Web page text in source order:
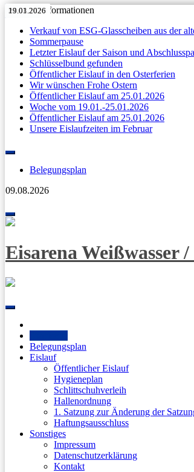
Aktuelle Informationen
Verkauf von ESG-Glasscheiben aus der
Sommerpause
Letzter Eislauf der Saison und
Schlüsselbund gefunden
Öffentlicher Eislauf in den Osterferien
Wir wünschen Frohe Ostern
Öffentlicher Eislauf am 25.01.2026
Woche vom 19.01.-25.01.2026
Öffentlicher Eislauf am 25.01.2026
Unsere Eislaufzeiten im Februar
Skip
contentBelegungsplan
09.08.2026
Toggle
navigation
Eisarena Weißwasser
Skip
content
Belegungsplan
Eislauf
Öffentlicher Eislauf
Hygieneplan
Schlittschuhverleih
Hallenordnung
1. Satzung zur Änderung der
Haftungsausschluss
Sonstiges
Impressum
Datenschutzerklärung
Kontakt
11.05.2026
27.04.2026
Anzeige
11.04.2026
07.04.2026
31.03.2026
11.05.2026
27.04.2026
Anzeige
11.04.2026
07.04.2026
31.03.2026
23.03.2026
19.01.2026